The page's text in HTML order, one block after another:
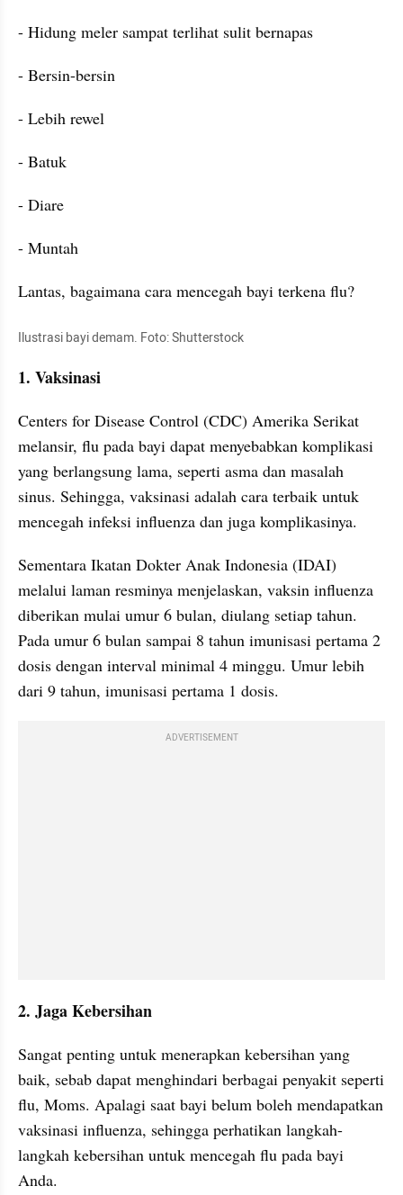
- Hidung meler sampat terlihat sulit bernapas
- Bersin-bersin
- Lebih rewel
- Batuk
- Diare
- Muntah
Lantas, bagaimana cara mencegah bayi terkena flu?
Ilustrasi bayi demam. Foto: Shutterstock
1. Vaksinasi
Centers for Disease Control (CDC) Amerika Serikat
melansir, flu pada bayi dapat menyebabkan komplikasi
yang berlangsung lama, seperti asma dan masalah
sinus. Sehingga, vaksinasi adalah cara terbaik untuk
mencegah infeksi influenza dan juga komplikasinya.
Sementara Ikatan Dokter Anak Indonesia (IDAI)
melalui laman resminya menjelaskan, vaksin influenza
diberikan mulai umur 6 bulan, diulang setiap tahun.
Pada umur 6 bulan sampai 8 tahun imunisasi pertama 2
dosis dengan interval minimal 4 minggu. Umur lebih
dari 9 tahun, imunisasi pertama 1 dosis.
ADVERTISEMENT
2. Jaga Kebersihan
Sangat penting untuk menerapkan kebersihan yang
baik, sebab dapat menghindari berbagai penyakit seperti
flu, Moms. Apalagi saat bayi belum boleh mendapatkan
vaksinasi influenza, sehingga perhatikan langkah-
langkah kebersihan untuk mencegah flu pada bayi
Anda.